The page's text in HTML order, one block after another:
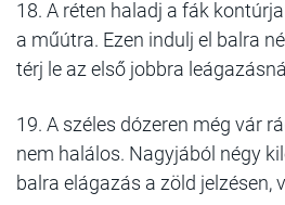
18. A réten haladj a fák
a műútra. Ezen indulj el balra
térj le az első jobbra
19. A széles dózeren még vár
nem halálos. Nagyjából négy
balra elágazás a zöld jelzésen,